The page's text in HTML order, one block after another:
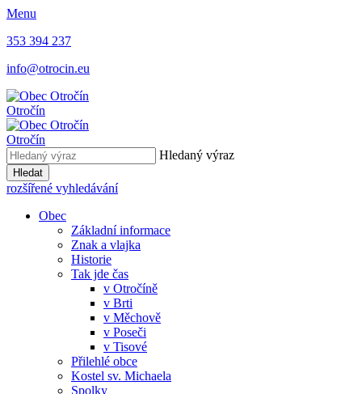
Menu
353 394 237
info@otrocin.eu
Otročín
Otročín
Hledaný výraz
Hledat
rozšířené vyhledávání
Obec
Základní informace
Znak a vlajka
Historie
Tak jde čas
v Otročíně
v Brti
v Měchově
v Poseči
v Tisové
Přilehlé obce
Kostel sv. Michaela
Spolky